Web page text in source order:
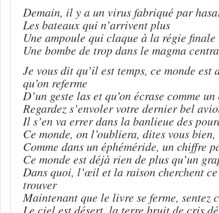
Demain, il y a un virus fabriqué par
Les bateaux qui n’arrivent plus
Une ampoule qui claque à la régie finale
Une bombe de trop dans le magma
Je vous dit qu’il est temps, ce monde est
qu’on referme
D’un geste las et qu’on écrase comme
Regardez s’envoler votre dernier bel
Il s’en va errer dans la banlieue des
Ce monde, on l’oubliera, dites vous
Comme dans un éphéméride, un chiffre
Ce monde est déjà rien de plus qu’un
Dans quoi, l’œil et la raison cherchent
trouver
Maintenant que le livre se ferme, sentez
Le ciel est désert, la terre bruit de cris